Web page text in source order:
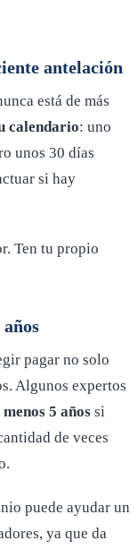
antelación
está de más
calendario: uno
unos 30 días
si hay
Ten tu propio
pagar no solo
Algunos expertos
5 años si
de veces
puede ayudar un
ya que da